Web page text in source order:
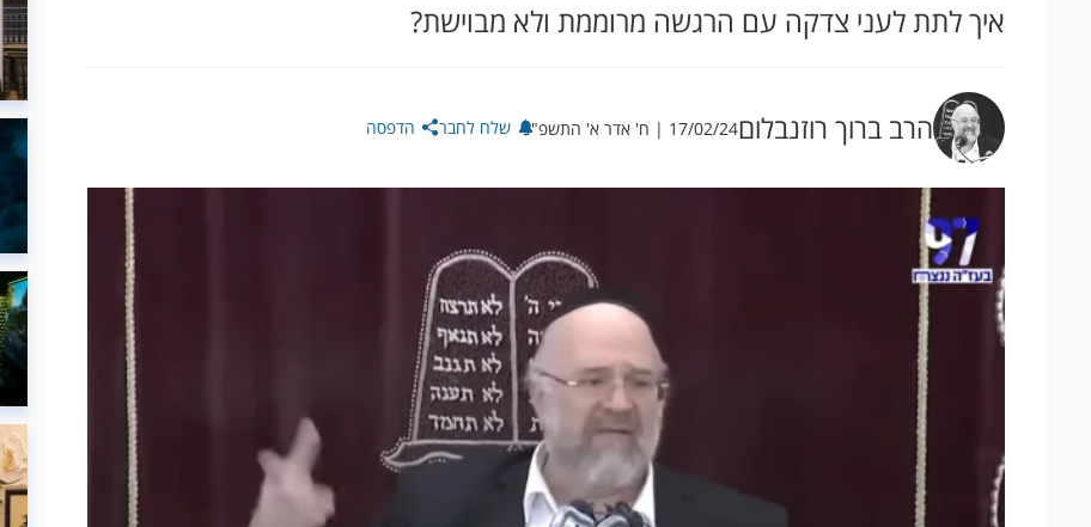
איך לתת לעני צדקה עם הרגשה מרוממת ולא מבוישת?
הרב ברוך רוזנבלום17/02/24 | ח' אדר א' התשפ"ד שלח לחבר הדפסה